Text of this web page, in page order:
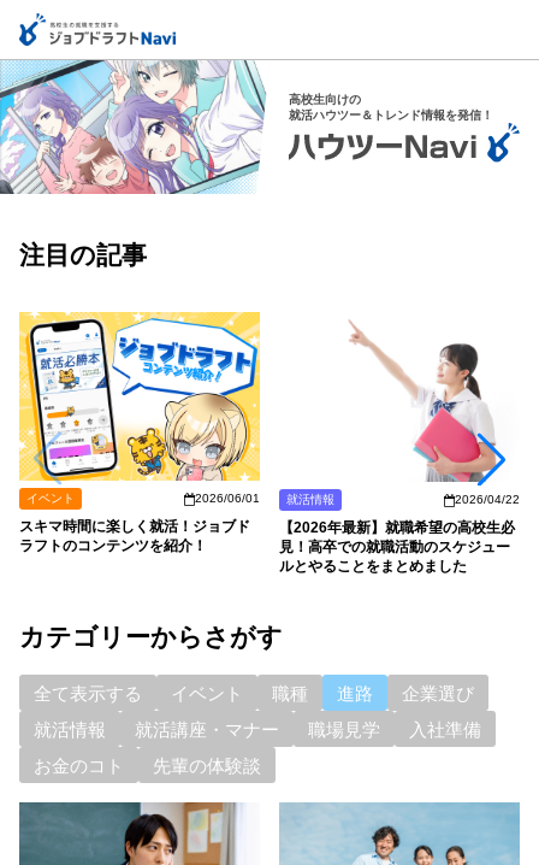
高校生向けの
就活ハウツー＆トレンド情報を発信！
注目の記事
イベント 2026/06/01
スキマ時間に楽しく就活！ジョブド
ラフトのコンテンツを紹介！
就活情報 2026/04/22
【2026年最新】就職希望の高校生必
見！高卒での就職活動のスケジュー
ルとやることをまとめました
カテゴリーからさがす
全て表示する イベント 職種 進路
企業選び
就活情報
就活講座・マナー 職場見学
入社準備
お金のコト
先輩の体験談